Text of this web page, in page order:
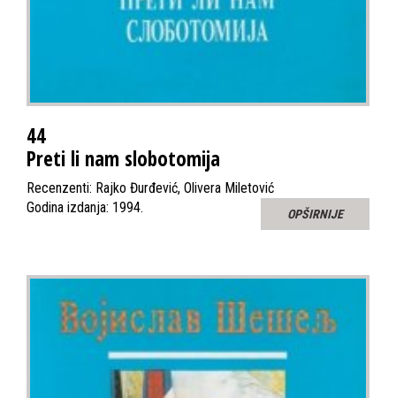
44
Preti li nam slobotomija
Recenzenti: Rajko Đurđević, Olivera Miletović
Godina izdanja: 1994.
OPŠIRNIJE